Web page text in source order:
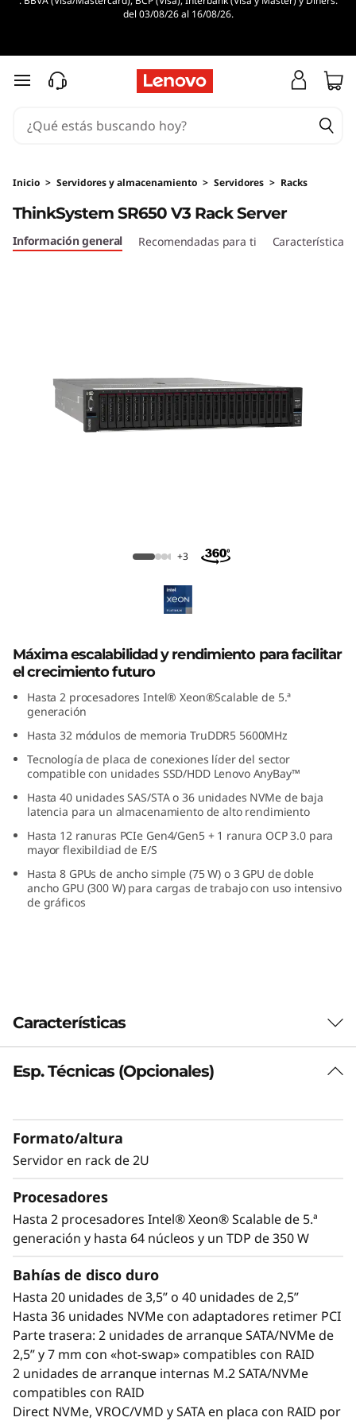
e
n
o
h
6
5
0
V
3
R
m
n
o
d
e
P
ó
del 03/08/26 al 16/08/26.
Ir al contenido principal
Inicio > Servidores y almacenamiento > Servidores > Racks
ThinkSystem SR650 V3 Rack Server
ThinkSystem SR650 V3 Rack Server
Información general Recomendadas para ti Características
+3
Máxima escalabilidad y rendimiento para facilitar
el crecimiento futuro
Hasta 2 procesadores Intel® Xeon®Scalable de 5.ª
generación
Hasta 32 módulos de memoria TruDDR5 5600MHz
Tecnología de placa de conexiones líder del sector
compatible con unidades SSD/HDD Lenovo AnyBay™
Hasta 40 unidades SAS/STA o 36 unidades NVMe de baja
latencia para un almacenamiento de alto rendimiento
Hasta 12 ranuras PCIe Gen4/Gen5 + 1 ranura OCP 3.0 para
mayor flexibildiad de E/S
Hasta 8 GPUs de ancho simple (75 W) o 3 GPU de doble
ancho GPU (300 W) para cargas de trabajo con uso intensivo
de gráficos
Características
Facilidad de gestión y un elevado
Las empresas precisan una infraestructura
informática fiable y fácil de administrar para
generación de cargas de trabajo de TI en el
futuro. El ThinkSystem SR650 V3 de Lenovo con
procesadores duales Intel
Xeon®Scalable de
proporcionar el máximo rendimiento. Con una
plataforma con elevada densidad de GPU,
velocidad gracias a la gran cantidad de
memoria DDR5 y mayor número de carriles de
E/S para optimizar las velocidades de
transferencia de datos, el SR650 V3 es ideal
para cargas de trabajo complejas. Añade el
gestor de sistemas Xclarity con funciones de
Esp. Técnicas (Opcionales)
Formato/altura
Servidor en rack de 2U
Procesadores
Hasta 2 procesadores Intel® Xeon® Scalable de 5.ª
generación y hasta 64 núcleos y un TDP de 350 W
Bahías de disco duro
Hasta 20 unidades de 3,5” o 40 unidades de 2,5”
Hasta 36 unidades NVMe con adaptadores retimer PCI
Parte trasera: 2 unidades de arranque SATA/NVMe de
2,5” y 7 mm con «hot-swap» compatibles con RAID
2 unidades de arranque internas M.2 SATA/NVMe
compatibles con RAID
Direct NVMe, VROC/VMD y SATA en placa con RAID por